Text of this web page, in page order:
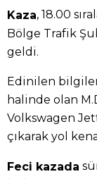
Kaza, 18.00
Bölge Trafik
geldi.
Edinilen
halinde olan
Volkswagen
çıkarak yol
Feci kazada